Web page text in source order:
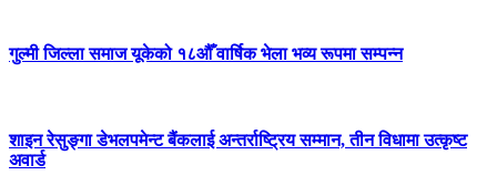
गुल्मी जिल्ला समाज यूकेको १८औँ वार्षिक भेला भव्य रूपमा सम्पन्न
शाइन रेसुङ्गा डेभलपमेन्ट बैंकलाई अन्तर्राष्ट्रिय सम्मान, तीन विधामा उत्कृष्ट
अवार्ड